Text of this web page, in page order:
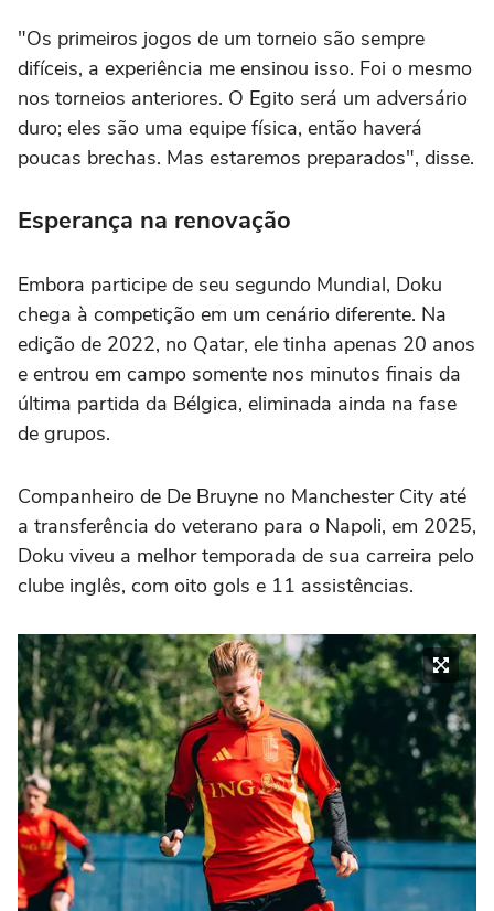
"Os primeiros jogos de um torneio são sempre
difíceis, a experiência me ensinou isso. Foi o mesmo
nos torneios anteriores. O Egito será um adversário
duro; eles são uma equipe física, então haverá
poucas brechas. Mas estaremos preparados", disse.
Esperança na renovação
Embora participe de seu segundo Mundial, Doku
chega à competição em um cenário diferente. Na
edição de 2022, no Qatar, ele tinha apenas 20 anos
e entrou em campo somente nos minutos finais da
última partida da Bélgica, eliminada ainda na fase
de grupos.
Companheiro de De Bruyne no Manchester City até
a transferência do veterano para o Napoli, em 2025,
Doku viveu a melhor temporada de sua carreira pelo
clube inglês, com oito gols e 11 assistências.